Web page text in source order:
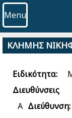
Menu
ΚΛΗΜΗΣ
Ειδικότητα:
Διευθύνσεις
Α Διεύθυνση: